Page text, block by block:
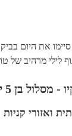
את היום
לילי מרהיב של
בן 5 ימים